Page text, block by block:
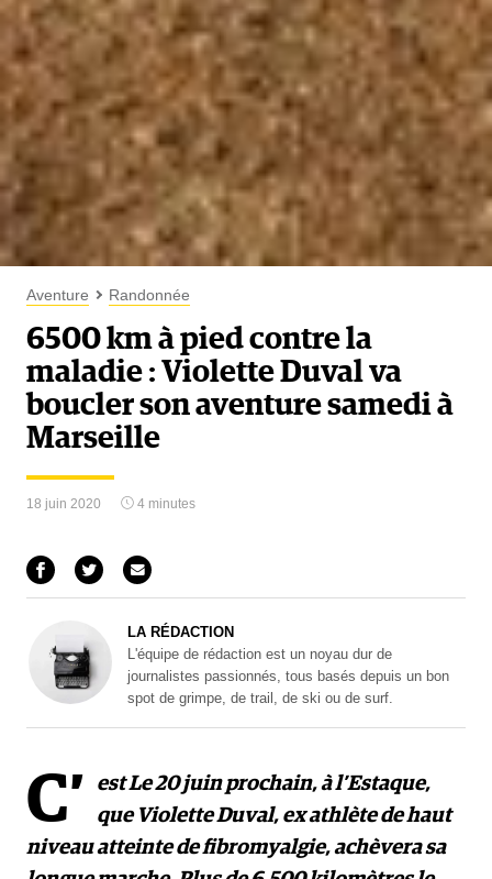
Aventure Randonnée
6500 km à pied contre la
maladie : Violette Duval va
boucler son aventure samedi à
Marseille
18 juin 2020 4 minutes
LA RÉDACTION
L'équipe de rédaction est un noyau dur de
journalistes passionnés, tous basés depuis un bon
spot de grimpe, de trail, de ski ou de surf.
C’
est Le 20 juin prochain, à l’Estaque,
que Violette Duval, ex athlète de haut
niveau atteinte de fibromyalgie, achèvera sa